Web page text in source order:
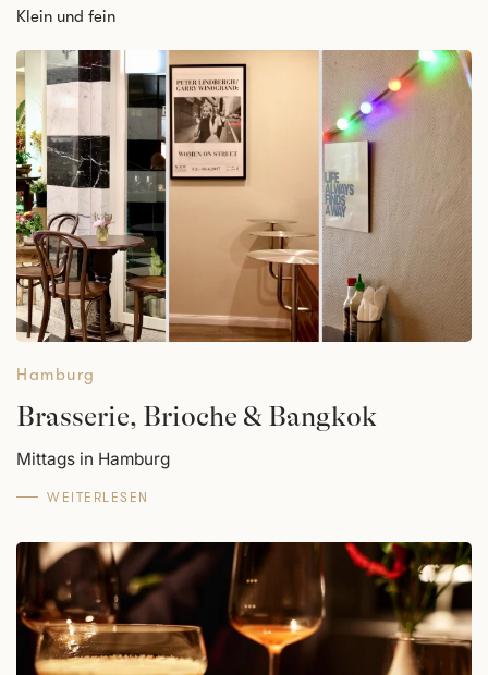
Klein und fein
Hamburg
Brasserie, Brioche & Bangkok
Mittags in Hamburg
WEITERLESEN